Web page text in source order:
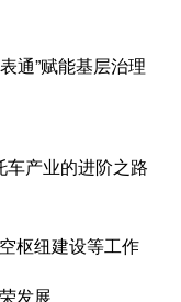
通”赋能基层治理
车产业的进阶之路
枢纽建设等工作
发展